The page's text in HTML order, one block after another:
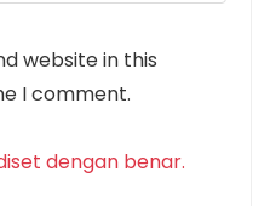
website in this
I comment.
dengan benar.